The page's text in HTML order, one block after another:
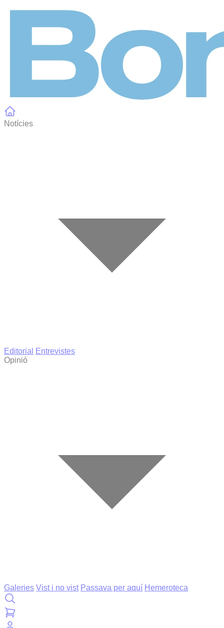
Notícies
Editorial
Entrevistes
Opinió
Galeries Vist i no vist Passava per aquí Hemeroteca